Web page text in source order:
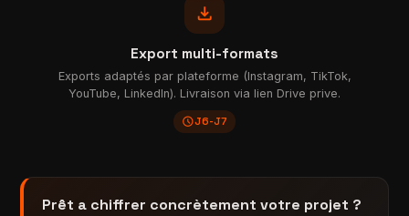
file_download
Export multi-formats
Exports adaptés par plateforme (Instagram, TikTok,
YouTube, LinkedIn). Livraison via lien Drive prive.
scheduleJ6-J7
Prêt a chiffrer concrètement votre projet ?